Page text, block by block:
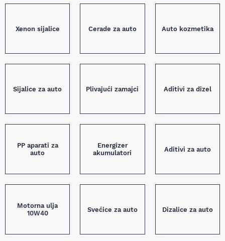
Xenon sijalice Cerade za auto Auto kozmetika
Sijalice za auto Plivajući zamajci Aditivi za dizel
PP aparati za
auto
Energizer
akumulatori
Aditivi za auto
Motorna ulja
10W40
Svećice za auto Dizalice za auto